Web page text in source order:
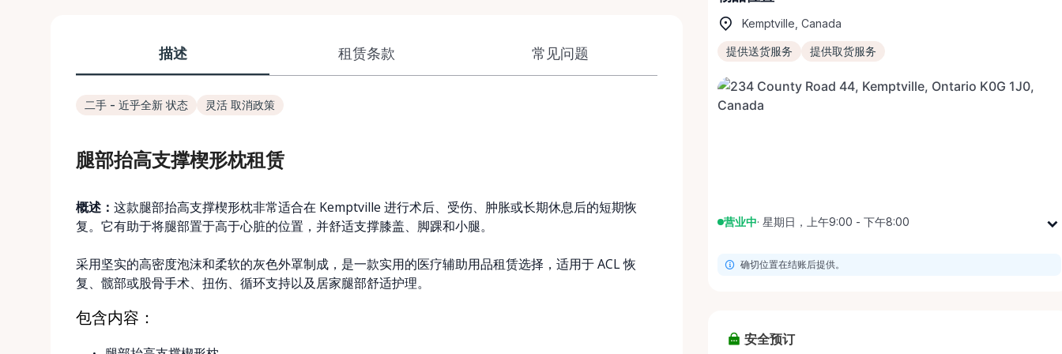
描述 租赁条款 常见问题
二手 - 近乎全新 状态 灵活 取消政策
腿部抬高支撑楔形枕租赁
概述： 这款腿部抬高支撑楔形枕非常适合在 Kemptville 进行术后、受伤、肿胀或长期休息后的短期恢
复。它有助于将腿部置于高于心脏的位置，并舒适支撑膝盖、脚踝和小腿。
采用坚实的高密度泡沫和柔软的灰色外罩制成，是一款实用的医疗辅助用品租赁选择，适用于 ACL 恢
复、髋部或股骨手术、扭伤、循环支持以及居家腿部舒适护理。
包含内容：
Kemptville, Canada
提供送货服务 提供取货服务
营业中· 星期日，上午9:00 - 下午8:00
星期二
星期五
确切位置在结账后提供。
安全预订